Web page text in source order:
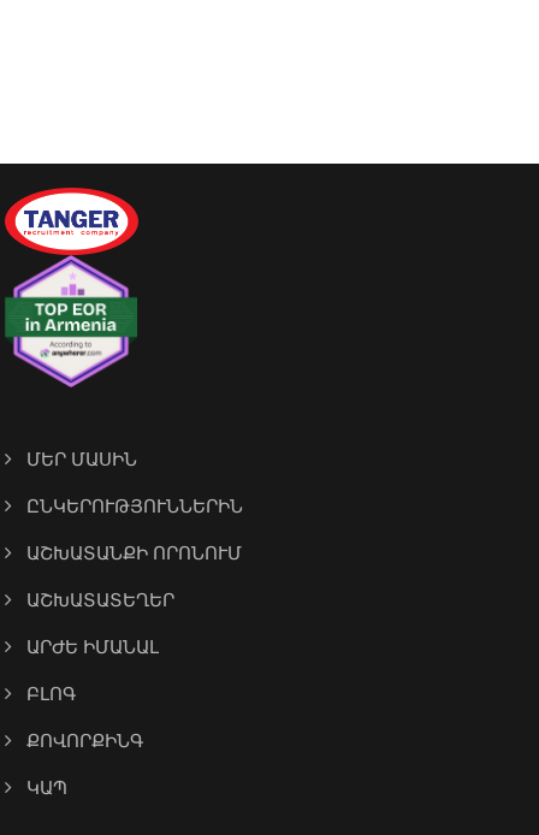
ՄԵՐ ՄԱՍԻՆ
ԸՆԿԵՐՈՒԹՅՈՒՆՆԵՐԻՆ
ԱՇԽԱՏԱՆՔԻ ՈՐՈՆՈՒՄ
ԱՇԽԱՏԱՏԵՂԵՐ
ԱՐԺԵ ԻՄԱՆԱԼ
ԲԼՈԳ
ՔՈՎՈՐՔԻՆԳ
ԿԱՊ